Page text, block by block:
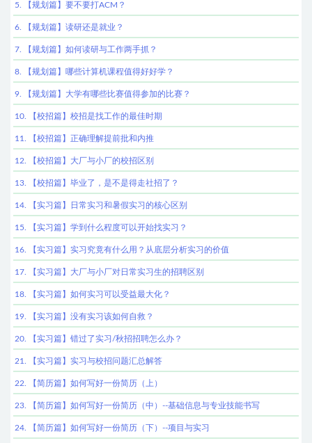
5. 【规划篇】要不要打ACM？
6. 【规划篇】读研还是就业？
7. 【规划篇】如何读研与工作两手抓？
8. 【规划篇】哪些计算机课程值得好好学？
9. 【规划篇】大学有哪些比赛值得参加的比赛？
10. 【校招篇】校招是找工作的最佳时期
11. 【校招篇】正确理解提前批和内推
12. 【校招篇】大厂与小厂的校招区别
13. 【校招篇】毕业了，是不是得走社招了？
14. 【实习篇】日常实习和暑假实习的核心区别
15. 【实习篇】学到什么程度可以开始找实习？
16. 【实习篇】实习究竟有什么用？从底层分析实习的价值
17. 【实习篇】大厂与小厂对日常实习生的招聘区别
18. 【实习篇】如何实习可以受益最大化？
19. 【实习篇】没有实习该如何自救？
20. 【实习篇】错过了实习/秋招招聘怎么办？
21. 【实习篇】实习与校招问题汇总解答
22. 【简历篇】如何写好一份简历（上）
23. 【简历篇】如何写好一份简历（中）--基础信息与专业技能书写
24. 【简历篇】如何写好一份简历（下）--项目与实习